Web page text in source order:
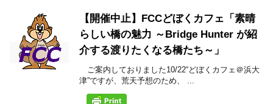
【開催中止】FCCどぼくカフェ「素晴
らしい橋の魅力 ～Bridge Hunter が紹
介する渡りたくなる橋たち～」
ご案内しておりました10/22“どぼくカフェ＠浜大
津”ですが、荒天予想のため、 ...